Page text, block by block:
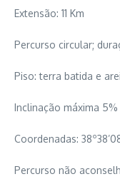
Extensão: 11 Km
Percurso circular;
Piso: terra batida e
Inclinação máxima 5%
Coordenadas:
Percurso não